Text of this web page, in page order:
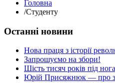
Головна
/Студенту
Останні новини
Нова праця з історії
Запрошуємо на збори!
Шість тисяч років під
Юрій Присяжнюк — про